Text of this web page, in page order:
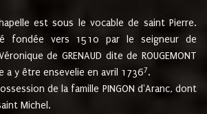
est sous le vocable de saint Pierre.
fondée vers 1510 par le seigneur de
de GRENAUD dite de ROUGEMONT
a y être ensevelie en avril 17367.
de la famille PINGON d'Aranc, dont
Michel.